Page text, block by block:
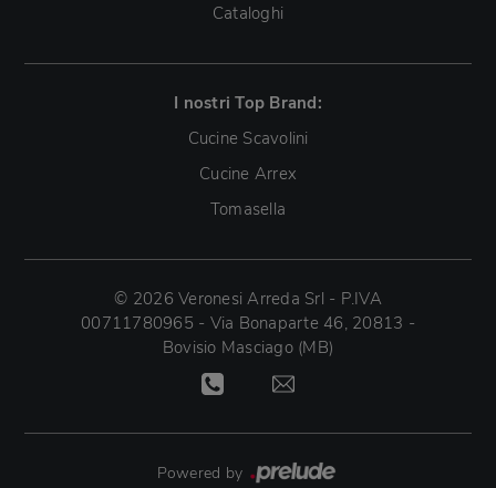
Cataloghi
I nostri Top Brand:
Cucine Scavolini
Cucine Arrex
Tomasella
© 2026 Veronesi Arreda Srl - P.IVA
00711780965 - Via Bonaparte 46, 20813 -
Bovisio Masciago (MB)
Powered by